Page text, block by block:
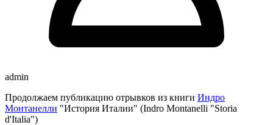
admin
Продолжаем публикацию отрывков из книги Индро
Монтанелли "История Италии" (Indro Montanelli "Storia
d'Italia")